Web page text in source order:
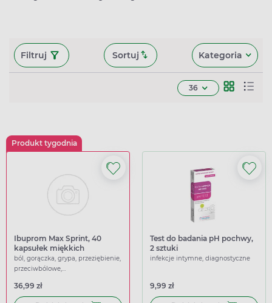
Filtruj Sortuj Kategoria
36
Produkt tygodnia
Ibuprom Max Sprint, 40
kapsułek miękkich
ból, gorączka, grypa, przeziębienie,
przeciwbólowe,
36,99 zł
Test do badania pH pochwy,
2 sztuki
infekcje intymne, diagnostyczne
9,99 zł